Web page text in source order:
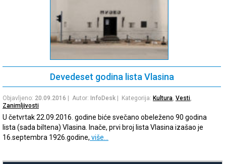
Devedeset godina lista Vlasina
Objavljeno: 20.09.2016 | Autor: InfoDesk | Kategorija: Kultura, Vesti,
Zanimljivosti
U četvrtak 22.09.2016. godine biće svečano obeleženo 90 godina
lista (sada biltena) Vlasina. Inače, prvi broj lista Vlasina izašao je
16.septembra 1926.godine, više…